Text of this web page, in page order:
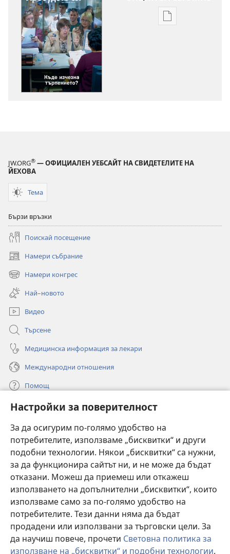
Настройки за поверителност
За да осигурим по-голямо удобство на
потребителите, използваме „бисквитки“ и други
подобни технологии. Някои „бисквитки“ са нужни,
за да функционира сайтът ни, и не може да бъдат
отказани. Можеш да приемеш или откажеш
използването на допълнителни „бисквитки“, които
използваме само за по-голямо удобство на
потребителите. Тези данни няма да бъдат
продадени или използвани за търговски цели. За
да научиш повече, прочети Световна политика за
използване на „бисквитки“ и подобни технологии.
Опции
JW.ORG® — ОФИЦИАЛЕН УЕБСАЙТ НА СВИДЕТЕЛИТЕ НА
ЙЕХОВА
Тема
Бързи връзки
Поискай посещение
Намери събрание
(отваря
нов
прозорец)
Намери конгрес
(отваря
нов
прозорец)
Най–новото
Видео
Търсене
Медицинска информация за лекари
Международни отношения
Помощ
Дарения
нов
прозорец)ОНЛАЙН БИБЛИОТЕКА „Стражева кула“
(отваря
нов
прозорец)
JW Hub
(отваря
нов
прозорец)JW Library
Watchtower Library ®